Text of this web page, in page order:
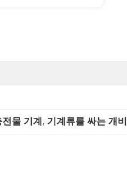
물 기계 , 기계류를 싸는 개